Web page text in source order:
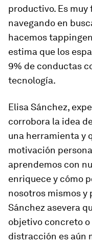
productivo. Es
navegando en
hacemostapping
estima que los
9% de conductas
tecnología.
Elisa Sánchez,
corrobora la idea
una herramienta y
motivación
aprendemos con
enriquece y cómo
nosotros mismos y
Sánchez asevera
objetivo concreto
distracción es aún